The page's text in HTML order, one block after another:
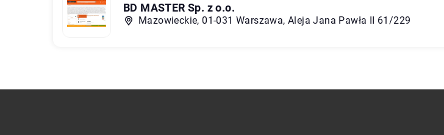
BD MASTER Sp. z o.o.
Mazowieckie, 01-031 Warszawa, Aleja Jana Pawła II 61/229